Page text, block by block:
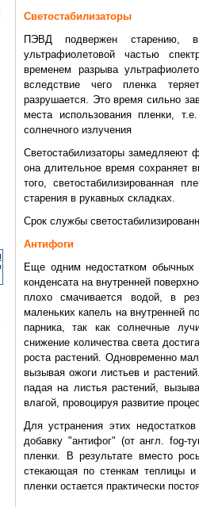
Светостабилизаторы
ПЭВД подвержен старению,
ультрафиолетовой частью
временем разрыва
вследствие чего пленка
разрушается. Это время сильно
места использования пленки,
солнечного излучения
Светостабилизаторы замедляеют
она длительное время сохраняет
того, светостабилизированная
старения в рукавных складках.
Срок службы
Антифоги
Еще одним недостатком обычных
конденсата на внутренней
плохо смачивается водой, в
маленьких капель на внутренней
парника, так как солнечные
снижение количества света
роста растений. Одновременно
вызывая ожоги листьев и
падая на листья растений,
влагой, провоцируя развитие
Для устранения этих
добавку "антифог" (от англ. fog-
пленки. В результате вместо
стекающая по стенкам теплицы
пленки остается практически